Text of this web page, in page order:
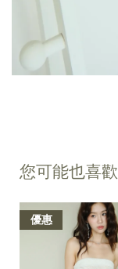
您可能也喜歡
優惠